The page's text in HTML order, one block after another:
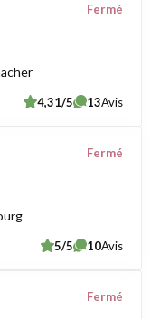
Fermé
4,31/5 13Avis
Fermé
5/5 10Avis
Fermé